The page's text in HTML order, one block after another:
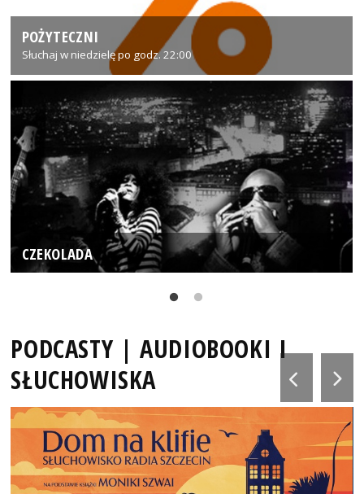
POŻYTECZNI
Słuchaj w niedzielę po godz. 22:00
CZEKOLADA
PODCASTY | AUDIOBOOKI I
SŁUCHOWISKA